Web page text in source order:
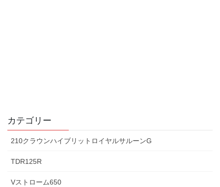
カテゴリー
210クラウンハイブリットロイヤルサルーンG
TDR125R
Vストローム650